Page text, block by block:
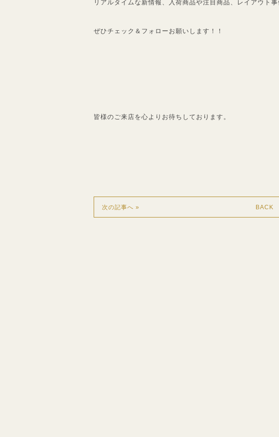
リアルタイムな新情報、入荷商品や注目商品、レイアウト
ぜひチェック＆フォローお願いします！！
皆様のご来店を心よりお待ちしております。
BACK
次の記事へ »